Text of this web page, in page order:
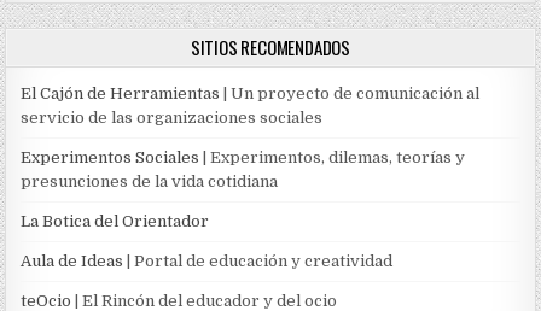
SITIOS RECOMENDADOS
El Cajón de Herramientas | Un proyecto de comunicación al
servicio de las organizaciones sociales
Experimentos Sociales | Experimentos, dilemas, teorías y
presunciones de la vida cotidiana
La Botica del Orientador
Aula de Ideas | Portal de educación y creatividad
teOcio | El Rincón del educador y del ocio